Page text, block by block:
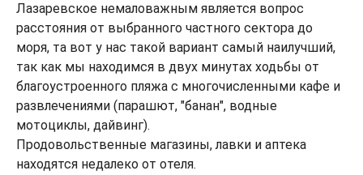
Лазаревское немаловажным является вопрос
расстояния от выбранного частного сектора до
моря, та вот у нас такой вариант самый наилучший,
так как мы находимся в двух минутах ходьбы от
благоустроенного пляжа с многочисленными кафе и
развлечениями (парашют, "банан", водные
мотоциклы, дайвинг).
Продовольственные магазины, лавки и аптека
находятся недалеко от отеля.